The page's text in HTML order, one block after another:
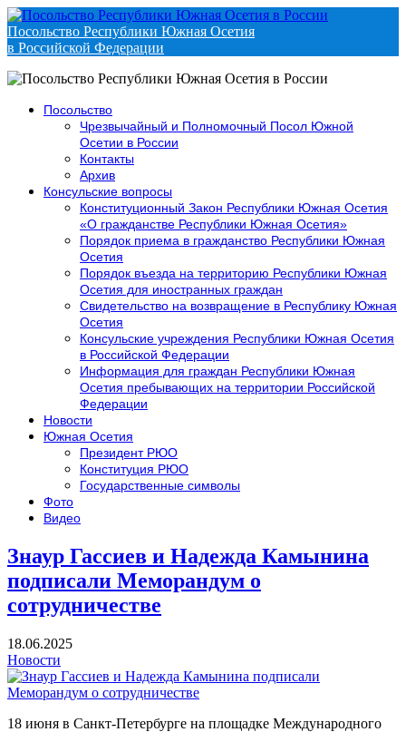
Посольство Республики Южная Осетия
в Российской Федерации
Посольство
Чрезвычайный и Полномочный Посол Южной
Осетии в России
Контакты
Архив
Консульские вопросы
Конституционный Закон Республики Южная Осетия
«О гражданстве Республики Южная Осетия»
Порядок приема в гражданство Республики Южная
Осетия
Порядок въезда на территорию Республики Южная
Осетия для иностранных граждан
Свидетельство на возвращение в Республику Южная
Осетия
Консульские учреждения Республики Южная Осетия
в Российской Федерации
Информация для граждан Республики Южная
Осетия пребывающих на территории Российской
Федерации
Новости
Южная Осетия
Президент РЮО
Конституция РЮО
Государственные символы
Фото
Видео
Знаур Гассиев и Надежда Камынина
подписали Меморандум о
сотрудничестве
18.06.2025
Новости
18 июня в Санкт-Петербурге на площадке Международного